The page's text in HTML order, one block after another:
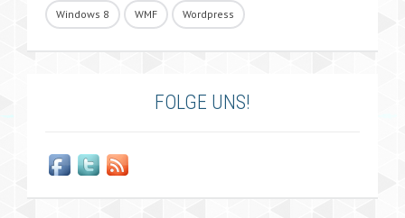
Windows 8 WMF Wordpress
FOLGE UNS!